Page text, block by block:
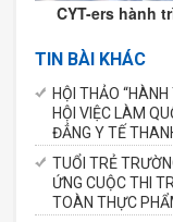
CYT-ers hành
TIN BÀI KHÁC
HỘI THẢO
HỘI VIỆC LÀM
ĐẲNG Y TẾ
TUỔI TRẺ
ỨNG CUỘC THI
TOÀN THỰC